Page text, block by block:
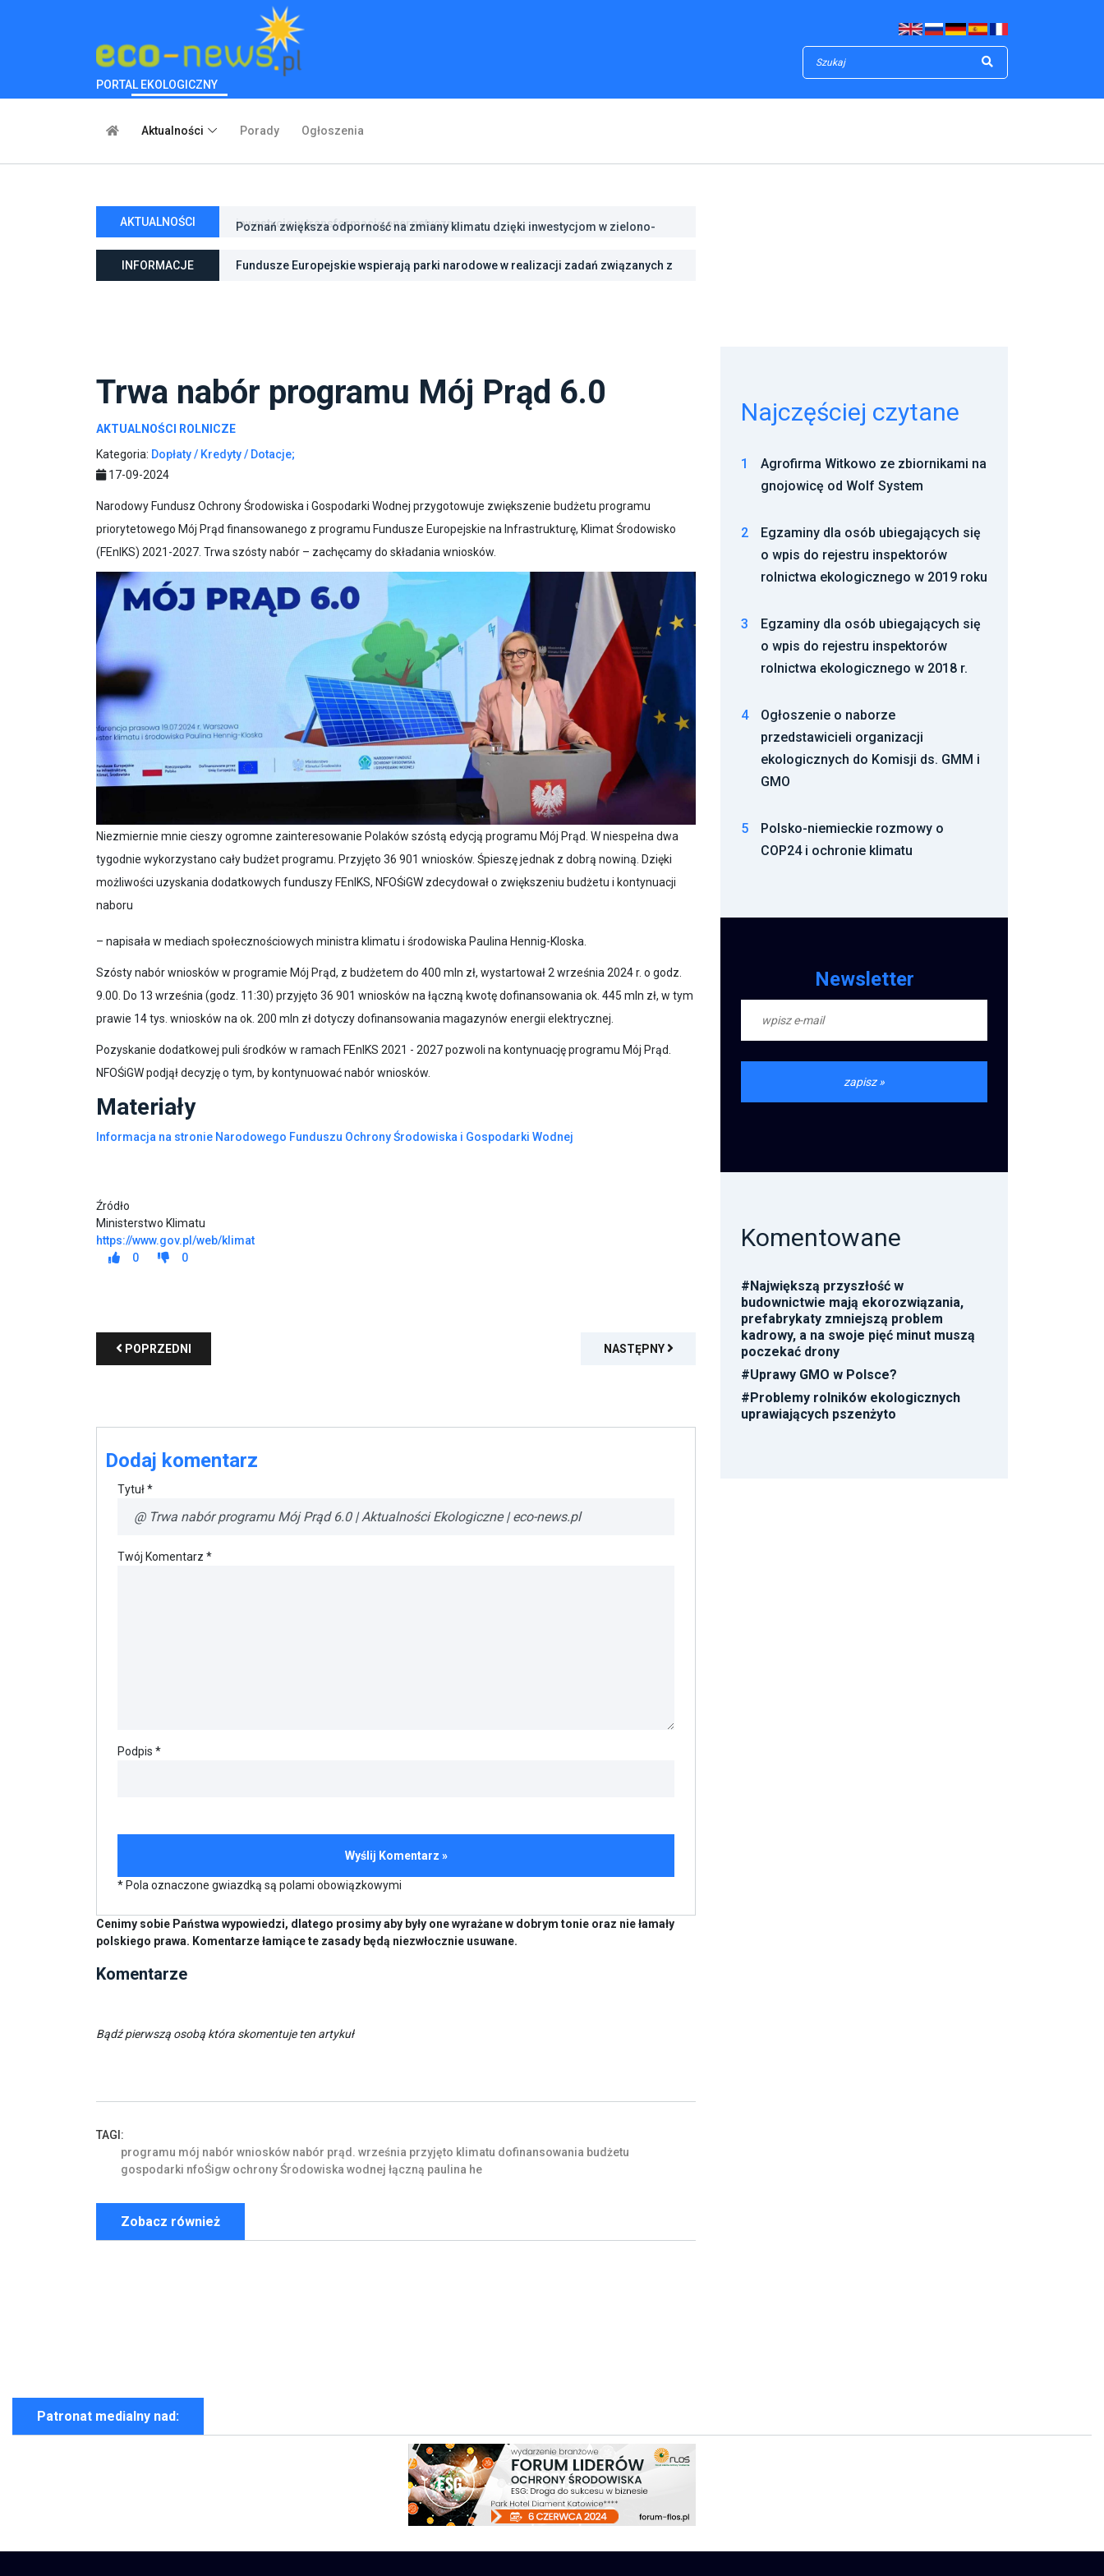
PORTAL EKOLOGICZNY
Aktualności Porady Ogłoszenia
AKTUALNOŚCI Poznań zwiększa odporność na zmiany klimatu dzięki inwestycjom w zielono-
INFORMACJE
Fundusze Europejskie wspierają parki narodowe w realizacji zadań związanych z
Trwa nabór programu Mój Prąd 6.0
AKTUALNOŚCI ROLNICZE
Kategoria: Dopłaty / Kredyty / Dotacje;
17-09-2024
Narodowy Fundusz Ochrony Środowiska i Gospodarki Wodnej przygotowuje zwiększenie budżetu programu
priorytetowego Mój Prąd finansowanego z programu Fundusze Europejskie na Infrastrukturę, Klimat Środowisko
(FEnIKS) 2021-2027. Trwa szósty nabór – zachęcamy do składania wniosków.
Niezmiernie mnie cieszy ogromne zainteresowanie Polaków szóstą edycją programu Mój Prąd. W niespełna dwa
tygodnie wykorzystano cały budżet programu. Przyjęto 36 901 wniosków. Śpieszę jednak z dobrą nowiną. Dzięki
możliwości uzyskania dodatkowych funduszy FEnIKS, NFOŚiGW zdecydował o zwiększeniu budżetu i kontynuacji
naboru
– napisała w mediach społecznościowych ministra klimatu i środowiska Paulina Hennig-Kloska.
Szósty nabór wniosków w programie Mój Prąd, z budżetem do 400 mln zł, wystartował 2 września 2024 r. o godz.
9.00. Do 13 września (godz. 11:30) przyjęto 36 901 wniosków na łączną kwotę dofinansowania ok. 445 mln zł, w tym
prawie 14 tys. wniosków na ok. 200 mln zł dotyczy dofinansowania magazynów energii elektrycznej.
Pozyskanie dodatkowej puli środków w ramach FEnIKS 2021 - 2027 pozwoli na kontynuację programu Mój Prąd.
NFOŚiGW podjął decyzję o tym, by kontynuować nabór wniosków.
Materiały
Informacja na stronie Narodowego Funduszu Ochrony Środowiska i Gospodarki Wodnej
Źródło
Ministerstwo Klimatu
https://www.gov.pl/web/klimat
0
0
POPRZEDNI NASTĘPNY
Dodaj komentarz
Tytuł *
Twój Komentarz *
Podpis *
* Pola oznaczone gwiazdką są polami obowiązkowymi
Cenimy sobie Państwa wypowiedzi, dlatego prosimy aby były one wyrażane w dobrym tonie oraz nie łamały
polskiego prawa. Komentarze łamiące te zasady będą niezwłocznie usuwane.
Komentarze
Bądź pierwszą osobą która skomentuje ten artykuł
TAGI:
programu mój nabór wniosków nabór prąd. września przyjęto klimatu dofinansowania budżetu
gospodarki nfoŚigw ochronyŚrodowiska wodnej łączną paulina he
Zobacz również
Najczęściej czytane
1
Agrofirma Witkowo ze zbiornikami na
gnojowicę od Wolf System
2
Egzaminy dla osób ubiegających się
o wpis do rejestru inspektorów
rolnictwa ekologicznego w 2019 roku
3
Egzaminy dla osób ubiegających się
o wpis do rejestru inspektorów
rolnictwa ekologicznego w 2018 r.
4
Ogłoszenie o naborze
przedstawicieli organizacji
ekologicznych do Komisji ds. GMM i
GMO
5
Polsko-niemieckie rozmowy o
COP24 i ochronie klimatu
Newsletter
Komentowane
#Największą przyszłość w
budownictwie mają ekorozwiązania,
prefabrykaty zmniejszą problem
kadrowy, a na swoje pięć minut muszą
poczekać drony
#Uprawy GMO w Polsce?
#Problemy rolników ekologicznych
uprawiających pszenżyto
Patronat medialny nad: